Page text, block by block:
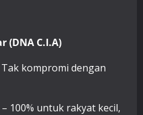
(DNA C.I.A)
Tak kompromi dengan
– 100% untuk rakyat kecil,